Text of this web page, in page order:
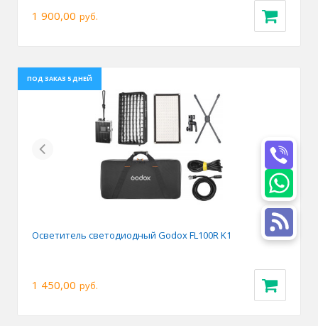
1 900,00 руб.
ПОД ЗАКАЗ 5 ДНЕЙ
Previous Next
Осветитель светодиодный Godox FL100R K1
1 450,00 руб.